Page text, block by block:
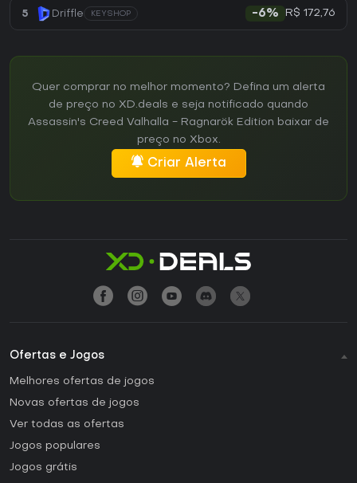
5 Driffle KEYSHOP -6% R$ 172,76
Quer comprar no melhor momento? Defina um alerta
de preço no XD.deals e seja notificado quando
Assassin's Creed Valhalla - Ragnarök Edition baixar de
preço no Xbox.
Criar Alerta
Ofertas e Jogos
Melhores ofertas de jogos
Novas ofertas de jogos
Ver todas as ofertas
Jogos populares
Jogos grátis